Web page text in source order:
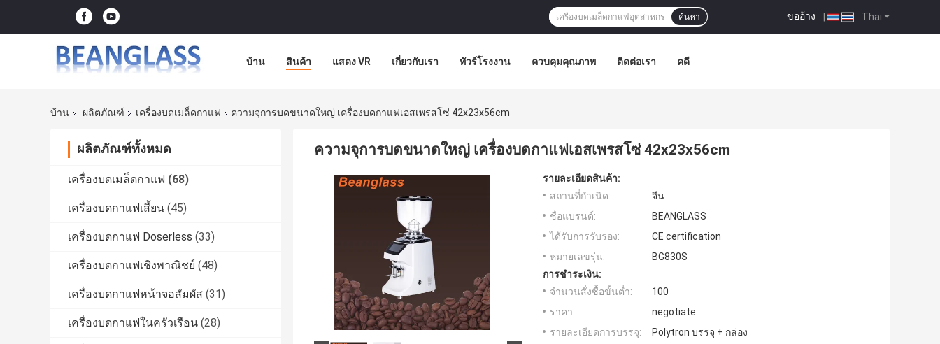
Thai
ขออ้าง |
ค้นหา
บ้าน สินค้า แสดง VR เกี่ยวกับเรา ทัวร์โรงงาน ควบคุมคุณภาพ ติดต่อเรา คดี
บ้าน ผลิตภัณฑ์ เครื่องบดเมล็ดกาแฟ ความจุการบดขนาดใหญ่ เครื่องบดกาแฟเอสเพรสโซ่ 42x23x56cm
ผลิตภัณฑ์ทั้งหมด
เครื่องบดเมล็ดกาแฟ (68)
เครื่องบดกาแฟเสี้ยน (45)
เครื่องบดกาแฟ Doserless (33)
เครื่องบดกาแฟเชิงพาณิชย์ (48)
เครื่องบดกาแฟหน้าจอสัมผัส (31)
เครื่องบดกาแฟในครัวเรือน (28)
ความจุการบดขนาดใหญ่ เครื่องบดกาแฟเอสเพรสโซ่ 42x23x56cm
รายละเอียดสินค้า:
สถานที่กำเนิด:
จีน
ชื่อแบรนด์:
BEANGLASS
ได้รับการรับรอง:
CE certification
หมายเลขรุ่น:
BG830S
การชำระเงิน:
จำนวนสั่งซื้อขั้นต่ำ:
100
ราคา:
negotiate
รายละเอียดการบรรจุ:
Polytron บรรจุ + กล่อง